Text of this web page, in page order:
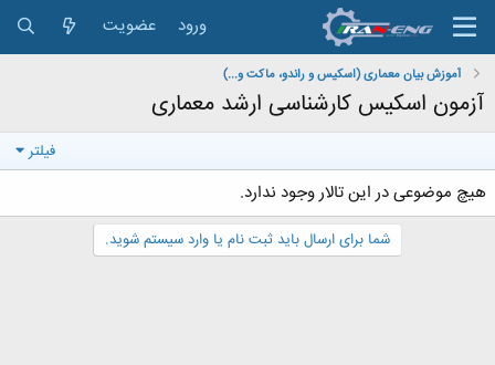
ورود عضویت
آموزش بیان معماری (اسکیس و راندو، ماکت و...)
آزمون اسکیس کارشناسی ارشد معماری
فیلتر
هیچ موضوعی در این تالار وجود ندارد.
شما برای ارسال باید ثبت نام یا وارد سیستم شوید.